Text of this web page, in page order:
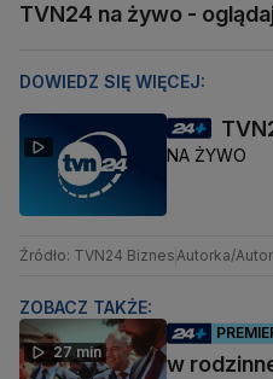
TVN24 na żywo -
DOWIEDZ SIĘ WIĘCEJ:
NA ŻYWO
Źródło: TVN24 Biznes Autorka/
ZOBACZ TAKŻE:
27 min
w